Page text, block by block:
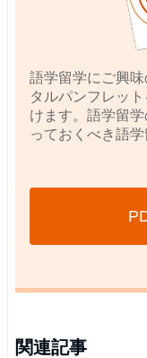
語学留学にご興
タルパンフレッ
けます。語学留
っておくべき語
関連記事